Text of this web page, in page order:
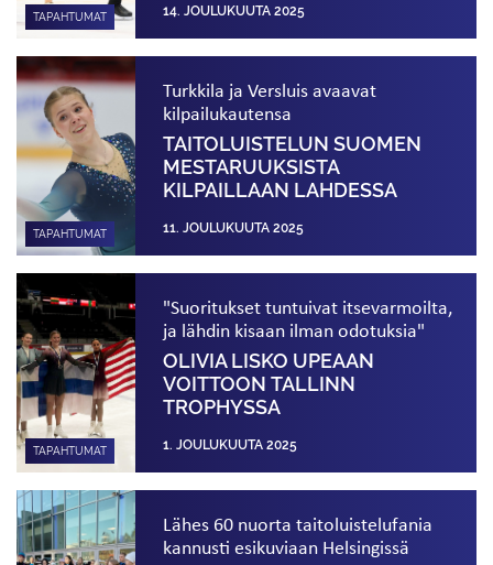
TAPAHTUMAT 14. JOULUKUUTA 2025
TAPAHTUMAT
Turkkila ja Versluis avaavat
kilpailukautensa
TAITOLUISTELUN SUOMEN
MESTARUUKSISTA
KILPAILLAAN LAHDESSA
11. JOULUKUUTA 2025
TAPAHTUMAT
"Suoritukset tuntuivat itsevarmoilta,
ja lähdin kisaan ilman odotuksia"
OLIVIA LISKO UPEAAN
VOITTOON TALLINN
TROPHYSSA
1. JOULUKUUTA 2025
Lähes 60 nuorta taitoluistelufania
kannusti esikuviaan Helsingissä